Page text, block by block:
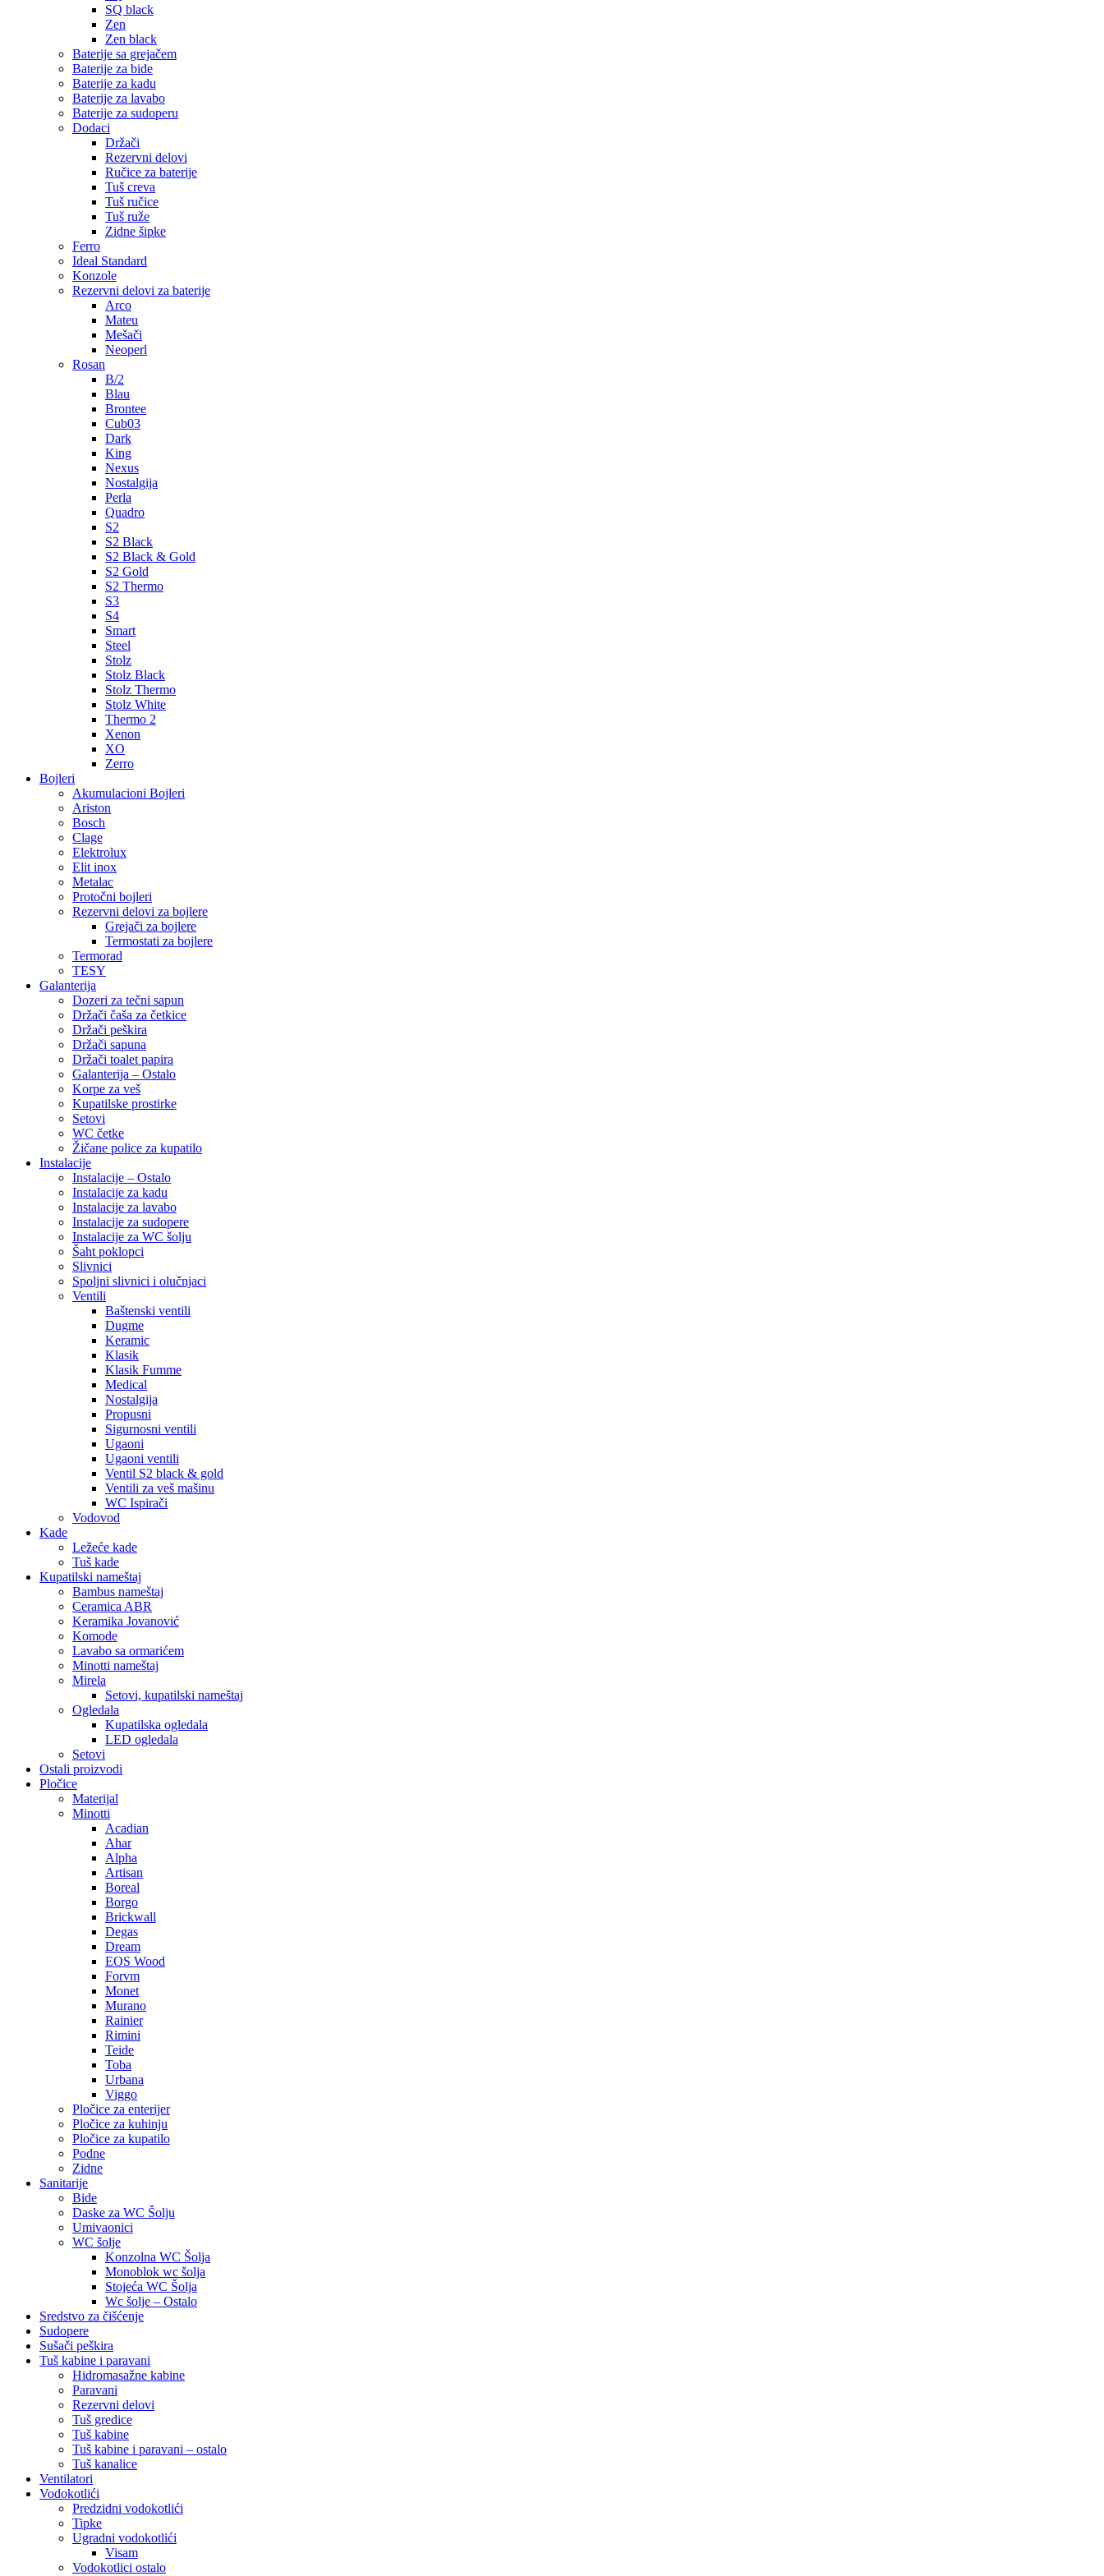
SQ black
Zen
Zen black
Baterije sa grejačem
Baterije za bide
Baterije za kadu
Baterije za lavabo
Baterije za sudoperu
Dodaci
Držači
Rezervni delovi
Ručice za baterije
Tuš creva
Tuš ručice
Tuš ruže
Zidne šipke
Ferro
Ideal Standard
Konzole
Rezervni delovi za baterije
Arco
Mateu
Mešači
Neoperl
Rosan
B/2
Blau
Brontee
Cub03
Dark
King
Nexus
Nostalgija
Perla
Quadro
S2
S2 Black
S2 Black & Gold
S2 Gold
S2 Thermo
S3
S4
Smart
Steel
Stolz
Stolz Black
Stolz Thermo
Stolz White
Thermo 2
Xenon
XO
Zerro
Bojleri
Akumulacioni Bojleri
Ariston
Bosch
Clage
Elektrolux
Elit inox
Metalac
Protočni bojleri
Rezervni delovi za bojlere
Grejači za bojlere
Termostati za bojlere
Termorad
TESY
Galanterija
Dozeri za tečni sapun
Držači čaša za četkice
Držači peškira
Držači sapuna
Držači toalet papira
Galanterija – Ostalo
Korpe za veš
Kupatilske prostirke
Setovi
WC četke
Žičane police za kupatilo
Instalacije
Instalacije – Ostalo
Instalacije za kadu
Instalacije za lavabo
Instalacije za sudopere
Instalacije za WC šolju
Šaht poklopci
Slivnici
Spoljni slivnici i olučnjaci
Ventili
Baštenski ventili
Dugme
Keramic
Klasik
Klasik Fumme
Medical
Nostalgija
Propusni
Sigurnosni ventili
Ugaoni
Ugaoni ventili
Ventil S2 black & gold
Ventili za veš mašinu
WC Ispirači
Vodovod
Kade
Ležeće kade
Tuš kade
Kupatilski nameštaj
Bambus nameštaj
Ceramica ABR
Keramika Jovanović
Komode
Lavabo sa ormarićem
Minotti nameštaj
Mirela
Setovi, kupatilski nameštaj
Ogledala
Kupatilska ogledala
LED ogledala
Setovi
Ostali proizvodi
Pločice
Materijal
Minotti
Acadian
Ahar
Alpha
Artisan
Boreal
Borgo
Brickwall
Degas
Dream
EOS Wood
Forvm
Monet
Murano
Rainier
Rimini
Teide
Toba
Urbana
Viggo
Pločice za enterijer
Pločice za kuhinju
Pločice za kupatilo
Podne
Zidne
Sanitarije
Bide
Daske za WC Šolju
Umivaonici
WC šolje
Konzolna WC Šolja
Monoblok wc šolja
Stojeća WC Šolja
Wc šolje – Ostalo
Sredstvo za čišćenje
Sudopere
Sušači peškira
Tuš kabine i paravani
Hidromasažne kabine
Paravani
Rezervni delovi
Tuš gredice
Tuš kabine
Tuš kabine i paravani – ostalo
Tuš kanalice
Ventilatori
Vodokotlići
Predzidni vodokotlići
Tipke
Ugradni vodokotlići
Visam
Vodokotlici ostalo